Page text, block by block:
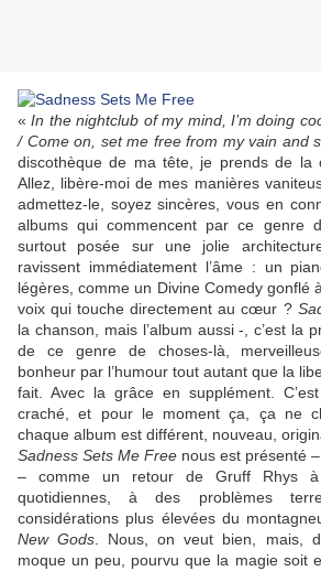
«In the nightclub of my mind, I’m doing
/ Come on, set me free from my vain and
discothèque de ma tête, je prends de la
Allez, libère-moi de mes manières
admettez-le, soyez sincères, vous en
albums qui commencent par ce genre
surtout posée sur une jolie
ravissent immédiatement l’âme : un
légères, comme un Divine Comedygonflé
voix qui touche directement au cœur ?
la chanson, mais l’album aussi -, c’est la
de ce genre de choses-là,
bonheur par l’humour tout autant que la
fait. Avec la grâce en supplément.
craché, et pour le moment ça, ça ne
chaque album est différent, nouveau,
Sadness Sets Me Free nous est présenté
– comme un retour de Gruff Rhys à
quotidiennes, à des problèmes
considérations plus élevées du
New Gods . Nous, on veut bien, mais,
moque un peu, pourvu que la magie soit